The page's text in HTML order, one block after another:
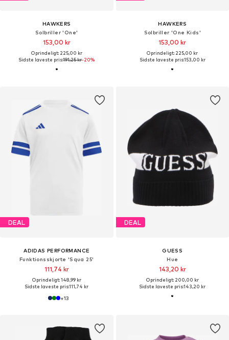
HAWKERS
Solbriller 'One'
153,00 kr
Oprindeligt: 225,00 kr
Sidste laveste pris:191,25 kr-20%
HAWKERS
Solbriller 'One Kids'
153,00 kr
Oprindeligt: 225,00 kr
Sidste laveste pris:153,00 kr
DEAL
ADIDAS PERFORMANCE
Funktionsskjorte 'Squa 25'
111,74 kr
Oprindeligt: 148,99 kr
Sidste laveste pris:111,74 kr
+13
DEAL
GUESS
Hue
143,20 kr
Oprindeligt: 200,00 kr
Sidste laveste pris:143,20 kr